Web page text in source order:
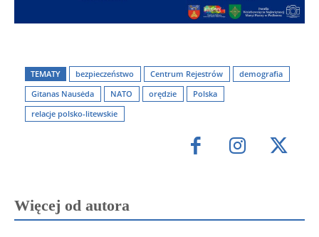
TEMATY bezpieczeństwo Centrum Rejestrów
demografia
Gitanas Nausėda
NATO orędzie
Polska
relacje polsko-litewskie
Więcej od autora